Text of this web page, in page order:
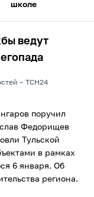
школе
ведут
ТСН24
поручил
Федорищев
Тульской
в рамках
6 января. Об
региона.